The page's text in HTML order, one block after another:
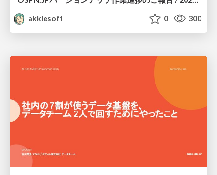
akkiesoft
0 300